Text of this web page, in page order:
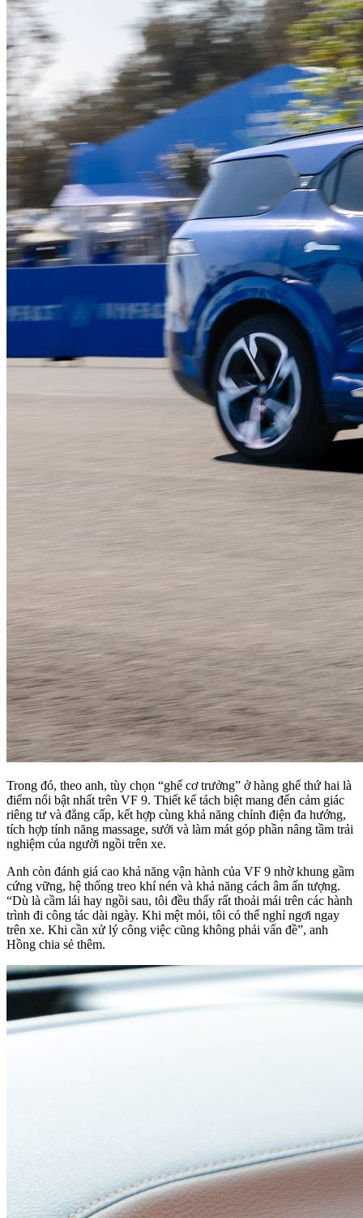
Trong đó, theo anh, tùy chọn “ghế cơ trưởng” ở hàng ghế thứ hai là
điểm nổi bật nhất trên VF 9. Thiết kế tách biệt mang đến cảm giác
riêng tư và đẳng cấp, kết hợp cùng khả năng chỉnh điện đa hướng,
tích hợp tính năng massage, sưởi và làm mát góp phần nâng tầm trải
nghiệm của người ngồi trên xe.
Anh còn đánh giá cao khả năng vận hành của VF 9 nhờ khung gầm
cứng vững, hệ thống treo khí nén và khả năng cách âm ấn tượng.
“Dù là cầm lái hay ngồi sau, tôi đều thấy rất thoải mái trên các hành
trình đi công tác dài ngày. Khi mệt mỏi, tôi có thể nghỉ ngơi ngay
trên xe. Khi cần xử lý công việc cũng không phải vấn đề”, anh
Hồng chia sẻ thêm.